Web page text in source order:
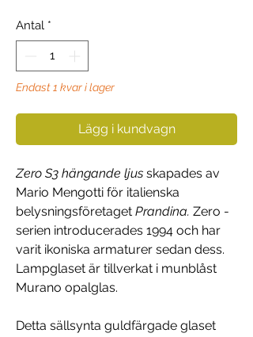
Antal *
Endast 1 kvar i lager
Lägg i kundvagn
Zero S3 hängande ljus skapades av
Mario Mengotti för italienska
belysningsföretaget Prandina. Zero -
serien introducerades 1994 och har
varit ikoniska armaturer sedan dess.
Lampglaset är tillverkat i munblåst
Murano opalglas.
Detta sällsynta guldfärgade glaset